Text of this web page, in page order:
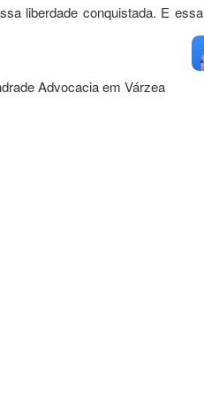
liberdade conquistada. E essa
Advocacia em Várzea